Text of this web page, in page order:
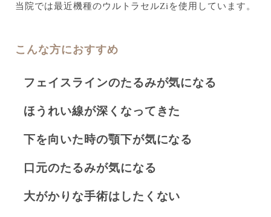
当院では最近機種のウルトラセルZiを使⽤しています。
こんな⽅におすすめ
フェイスラインのたるみが気になる
ほうれい線が深くなってきた
下を向いた時の顎下が気になる
⼝元のたるみが気になる
⼤がかりな⼿術はしたくない